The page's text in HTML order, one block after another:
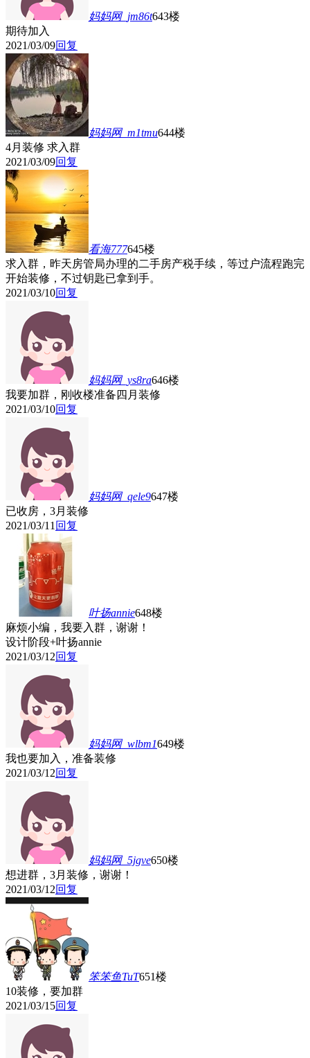
妈妈网_jm86t643楼
期待加入
2021/03/09回复
妈妈网_m1tmu644楼
4月装修 求入群
2021/03/09回复
看海777645楼
求入群，昨天房管局办理的二手房产税手续，等过户流程跑完
开始装修，不过钥匙已拿到手。
2021/03/10回复
妈妈网_ys8ra646楼
我要加群，刚收楼准备四月装修
2021/03/10回复
妈妈网_qele9647楼
已收房，3月装修
2021/03/11 回复
叶扬annie648楼
麻烦小编，我要入群，谢谢！
设计阶段+叶扬annie
2021/03/12回复
妈妈网_wlbm1649楼
我也要加入，准备装修
2021/03/12回复
妈妈网_5jgve650楼
想进群，3月装修，谢谢！
2021/03/12回复
笨笨鱼TuT651楼
10装修，要加群
2021/03/15回复